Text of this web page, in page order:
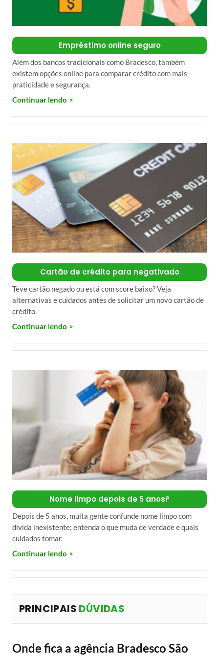
Empréstimo online seguro
Além dos bancos tradicionais como Bradesco, também
existem opções online para comparar crédito com mais
praticidade e segurança.
Continuar lendo
Cartão de crédito para negativado
Teve cartão negado ou está com score baixo? Veja
alternativas e cuidados antes de solicitar um novo cartão de
crédito.
Continuar lendo
Nome limpo depois de 5 anos?
Depois de 5 anos, muita gente confunde nome limpo com
dívida inexistente; entenda o que muda de verdade e quais
cuidados tomar.
Continuar lendo
PRINCIPAIS DÚVIDAS
Onde fica a agência Bradesco São